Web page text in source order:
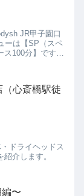
JR甲子園口
ーは【SP（スペ
ス100分】です
心斎橋駅徒
ドライヘッドス
介します。
〜